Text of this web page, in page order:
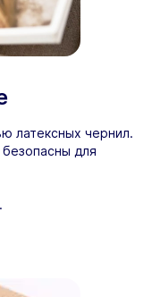
латексных чернил.
для